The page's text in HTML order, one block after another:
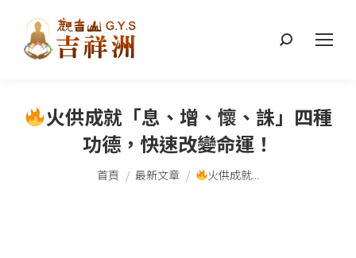
搜
火供成就「息、增、懷、誅」四種
功德，快速改變命運！
您在這裡：
首頁 最新文章 火供成就...